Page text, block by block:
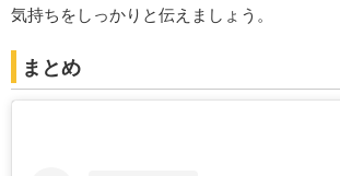
気持ちをしっかりと伝えましょう。
まとめ